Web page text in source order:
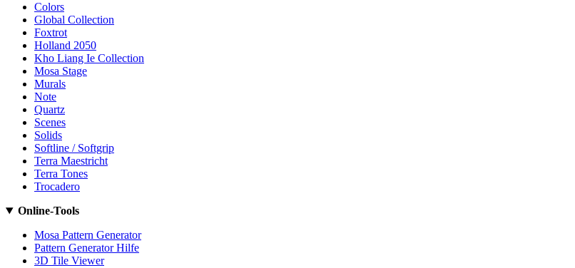
Colors
Global Collection
Foxtrot
Holland 2050
Kho Liang Ie Collection
Mosa Stage
Murals
Note
Quartz
Scenes
Solids
Softline / Softgrip
Terra Maestricht
Terra Tones
Trocadero
Online-Tools
Mosa Pattern Generator
Pattern Generator Hilfe
3D Tile Viewer